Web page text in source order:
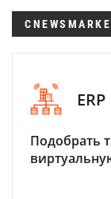
ERP
Подобрать